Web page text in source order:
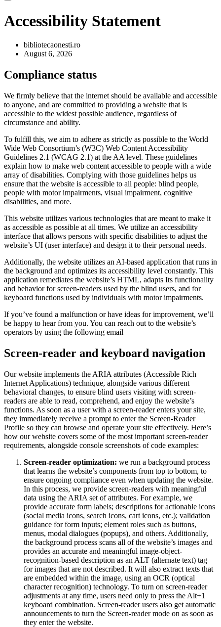
Accessibility Statement
bibliotecaonesti.ro
August 6, 2026
Compliance status
We firmly believe that the internet should be available and accessible
to anyone, and are committed to providing a website that is
accessible to the widest possible audience, regardless of
circumstance and ability.
To fulfill this, we aim to adhere as strictly as possible to the World
Wide Web Consortium’s (W3C) Web Content Accessibility
Guidelines 2.1 (WCAG 2.1) at the AA level. These guidelines
explain how to make web content accessible to people with a wide
array of disabilities. Complying with those guidelines helps us
ensure that the website is accessible to all people: blind people,
people with motor impairments, visual impairment, cognitive
disabilities, and more.
This website utilizes various technologies that are meant to make it
as accessible as possible at all times. We utilize an accessibility
interface that allows persons with specific disabilities to adjust the
website’s UI (user interface) and design it to their personal needs.
Additionally, the website utilizes an AI-based application that runs in
the background and optimizes its accessibility level constantly. This
application remediates the website’s HTML, adapts Its functionality
and behavior for screen-readers used by the blind users, and for
keyboard functions used by individuals with motor impairments.
If you’ve found a malfunction or have ideas for improvement, we’ll
be happy to hear from you. You can reach out to the website’s
operators by using the following email
Screen-reader and keyboard navigation
Our website implements the ARIA attributes (Accessible Rich
Internet Applications) technique, alongside various different
behavioral changes, to ensure blind users visiting with screen-
readers are able to read, comprehend, and enjoy the website’s
functions. As soon as a user with a screen-reader enters your site,
they immediately receive a prompt to enter the Screen-Reader
Profile so they can browse and operate your site effectively. Here’s
how our website covers some of the most important screen-reader
requirements, alongside console screenshots of code examples:
Screen-reader optimization: we run a background process
that learns the website’s components from top to bottom, to
ensure ongoing compliance even when updating the website.
In this process, we provide screen-readers with meaningful
data using the ARIA set of attributes. For example, we
provide accurate form labels; descriptions for actionable icons
(social media icons, search icons, cart icons, etc.); validation
guidance for form inputs; element roles such as buttons,
menus, modal dialogues (popups), and others. Additionally,
the background process scans all of the website’s images and
provides an accurate and meaningful image-object-
recognition-based description as an ALT (alternate text) tag
for images that are not described. It will also extract texts that
are embedded within the image, using an OCR (optical
character recognition) technology. To turn on screen-reader
adjustments at any time, users need only to press the Alt+1
keyboard combination. Screen-reader users also get automatic
announcements to turn the Screen-reader mode on as soon as
they enter the website.